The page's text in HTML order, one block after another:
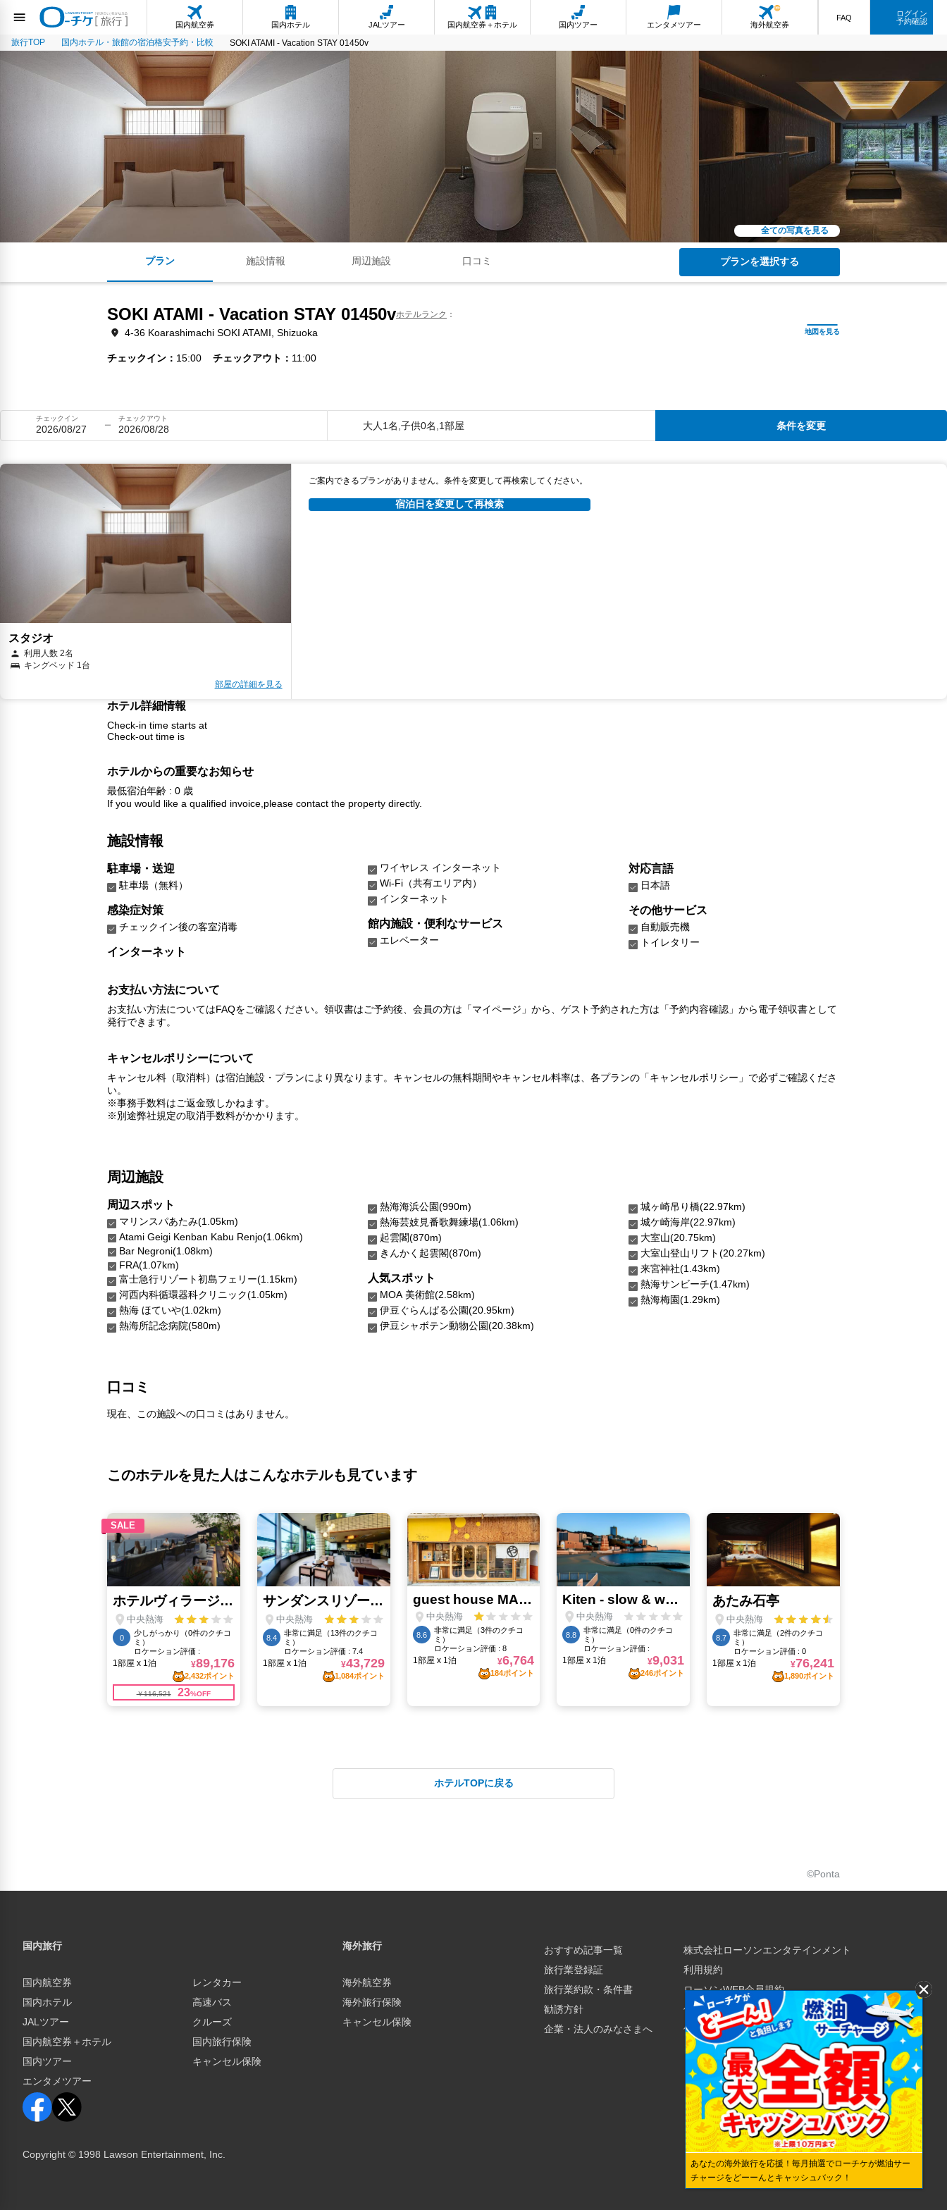
国内航空券 国内ホテル JALツアー 国内航空券＋ホテル 国内ツアー エンタメツアー 海外航空券
FAQ
ログイン
予約確認
旅行TOP 国内ホテル・旅館の宿泊格安予約・比較 SOKI ATAMI - Vacation STAY 01450v
全ての写真を見る
プラン 施設情報 周辺施設 口コミ プランを選択する
SOKI ATAMI - Vacation STAY 01450vホテルランク
4-36 Koarashimachi SOKI ATAMI, Shizuoka
チェックイン 15:00 チェックアウト 11:00
チェックイン
2026/08/27
チェックアウト
2026/08/28 大人1名,子供0名,1部屋 条件を変更
スタジオ
利用人数 2名
キングベッド 1台
部屋の詳細を見る
ご案内できるプランがありません。条件を変更して再検索してください。
宿泊日を変更して再検索
ホテル詳細情報
Check-in time starts at
Check-out time is
ホテルからの重要なお知らせ
最低宿泊年齢 : 0 歳
If you would like a qualified invoice,please contact the property directly.
施設情報
駐車場・送迎
駐車場（無料）
感染症対策
チェックイン後の客室消毒
インターネット
ワイヤレス インターネット
Wi-Fi（共有エリア内）
インターネット
館内施設・便利なサービス
エレベーター
対応言語
日本語
その他サービス
自動販売機
トイレタリー
お支払い方法について
お支払い方法についてはFAQをご確認ください。領収書はご予約後、会員の方は「マイページ」から、ゲスト予約された方は「予約内容確認」から電子領収書として
発行できます。
キャンセルポリシーについて
キャンセル料（取消料）は宿泊施設・プランにより異なります。キャンセルの無料期間やキャンセル料率は、各プランの「キャンセルポリシー」で必ずご確認くださ
い。
※事務手数料はご返金致しかねます。
※別途弊社規定の取消手数料がかかります。
周辺施設
周辺スポット
マリンスパあたみ(1.05km)
Atami Geigi Kenban Kabu Renjo(1.06km)
Bar Negroni(1.08km)
FRA(1.07km)
富士急行リゾート初島フェリー(1.15km)
河西内科循環器科クリニック(1.05km)
熱海 ほていや(1.02km)
熱海所記念病院(580m)
熱海海浜公園(990m)
熱海芸妓見番歌舞練場(1.06km)
起雲閣(870m)
きんかく起雲閣(870m)
人気スポット
MOA 美術館(2.58km)
伊豆ぐらんぱる公園(20.95km)
伊豆シャボテン動物公園(20.38km)
城ヶ崎吊り橋(22.97km)
城ケ崎海岸(22.97km)
大室山(20.75km)
大室山登山リフト(20.27km)
来宮神社(1.43km)
熱海サンビーチ(1.47km)
熱海梅園(1.29km)
口コミ
現在、この施設への口コミはありません。
このホテルを見た人はこんなホテルも見ています
ホテルTOPに戻る
©Ponta
国内旅行
国内航空券
国内ホテル
JALツアー
国内航空券＋ホテル
国内ツアー
エンタメツアー
レンタカー
高速バス
クルーズ
国内旅行保険
キャンセル保険
海外旅行
海外航空券
海外旅行保険
キャンセル保険
おすすめ記事一覧
旅行業登録証
旅行業約款・条件書
勧誘方針
企業・法人のみなさまへ
株式会社ローソンエンタテインメント
利用規約
ローソンWEB会員規約
個人情報の取り扱いについて
個人情報保護方針
Copyright © 1998 Lawson Entertainment, Inc.
あなたの海外旅行を応援！毎月抽選でローチケが燃油サー
チャージをどーーんとキャッシュバック！